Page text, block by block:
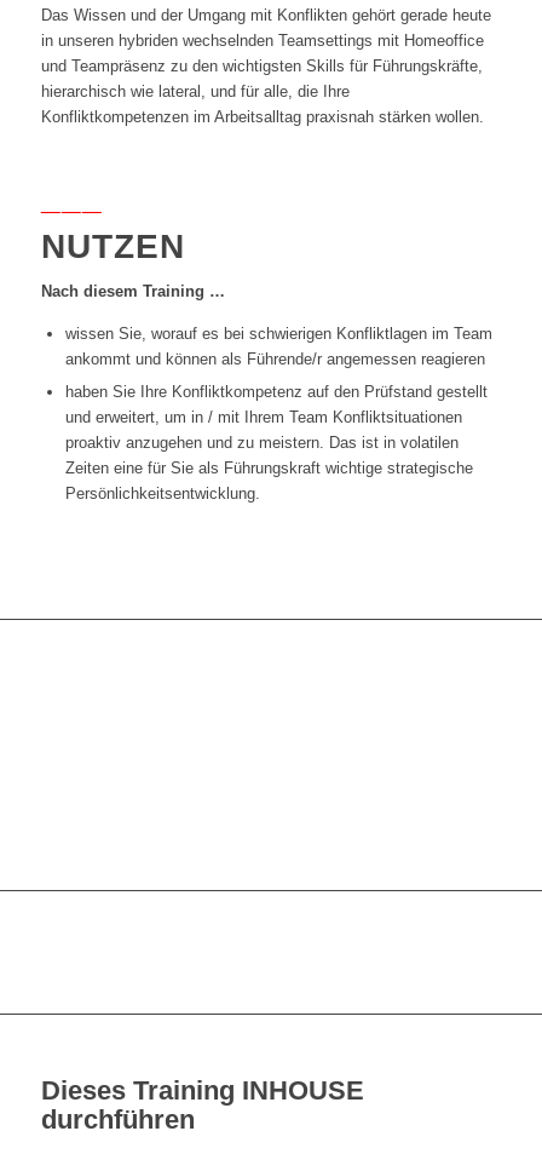
Das Wissen und der Umgang mit Konflikten gehört gerade heute
in unseren hybriden wechselnden Teamsettings mit Homeoffice
und Teampräsenz zu den wichtigsten Skills für Führungskräfte,
hierarchisch wie lateral, und für alle, die Ihre
Konfliktkompetenzen im Arbeitsalltag praxisnah stärken wollen.
NUTZEN
Nach diesem Training …
wissen Sie, worauf es bei schwierigen Konfliktlagen im Team
ankommt und können als Führende/r angemessen reagieren
haben Sie Ihre Konfliktkompetenz auf den Prüfstand gestellt
und erweitert, um in / mit Ihrem Team Konfliktsituationen
proaktiv anzugehen und zu meistern. Das ist in volatilen
Zeiten eine für Sie als Führungskraft wichtige strategische
Persönlichkeitsentwicklung.
Dieses Training INHOUSE
durchführen